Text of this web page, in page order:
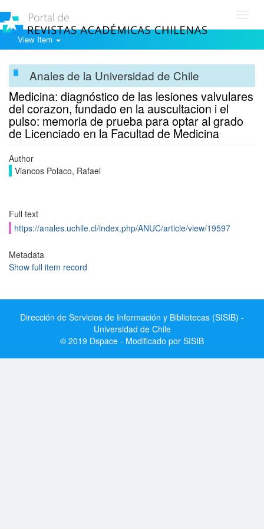
View Item
Anales de la Universidad de Chile
Medicina: diagnóstico de las lesiones valvulares
del corazon, fundado en la auscultacion i el
pulso: memoria de prueba para optar al grado
de Licenciado en la Facultad de Medicina
Author
Viancos Polaco, Rafael
Full text
https://anales.uchile.cl/index.php/ANUC/article/view/19597
Metadata
Show full item record
Dirección de Servicios de Información y Bibliotecas (SISIB) -
Universidad de Chile
© 2019 Dspace - Modificado por SISIB